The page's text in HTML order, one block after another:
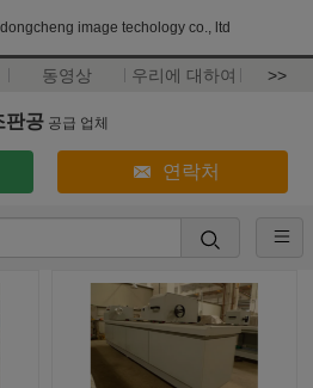
image techology co., ltd
동영상 우리에 대하여 >>
판공 공급 업체
연락처